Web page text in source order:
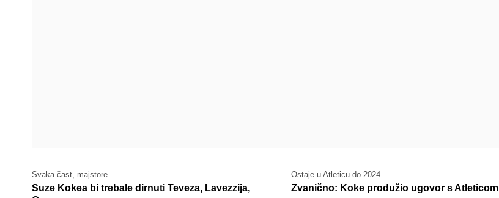
Svaka čast, majstore
Suze Kokea bi trebale dirnuti Teveza, Lavezzija,
Ostaje u Atleticu do 2024.
Zvanično: Koke produžio ugovor s Atleticom